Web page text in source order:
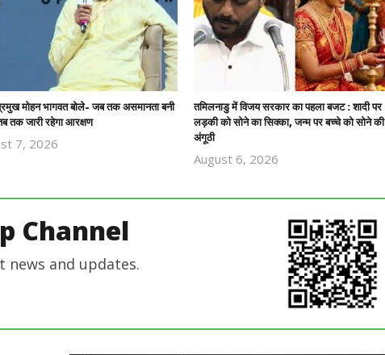
मोहन भागवत बोले- जब तक असमानता बनी
तक जारी रहेगा आरक्षण
7, 2026
तमिलनाडु में विजय सरकार का पहला बजट : शादी पर
लड़की को सोने का सिक्का, जन्म पर बच्चे को सोने की
अंगूठी
August 6, 2026
Channel
and updates.